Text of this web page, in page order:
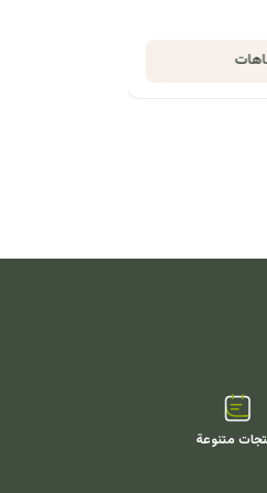
متنوعة